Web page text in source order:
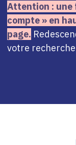
Attention : une
compte » en
page.
votre